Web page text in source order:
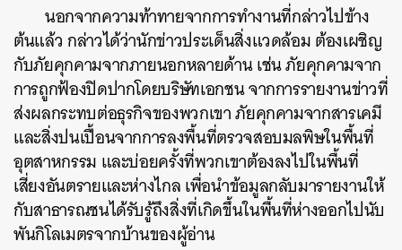
นอกจากความท้าทายจากการทำงานที่กล่าวไปข้าง
ต้นแล้ว กล่าวได้ว่านักข่าวประเด็นสิ่งแวดล้อม ต้องเผชิญ
กับภัยคุกคามจากภายนอกหลายด้าน เช่น ภัยคุกคามจาก
การถูกฟ้องปิดปากโดยบริษัทเอกชน จากการรายงานข่าวที่
ส่งผลกระทบต่อธุรกิจของพวกเขา ภัยคุกคามจากสารเคมี
และสิ่งปนเปื้อนจากการลงพื้นที่ตรวจสอบมลพิษในพื้นที่
อุตสาหกรรม และบ่อยครั้งที่พวกเขาต้องลงไปในพื้นที่
เสี่ยงอันตรายและห่างไกล เพื่อนำข้อมูลกลับมารายงานให้
กับสาธารณชนได้รับรู้ถึงสิ่งที่เกิดขึ้นในพื้นที่ห่างออกไปนับ
พันกิโลเมตรจากบ้านของผู้อ่าน